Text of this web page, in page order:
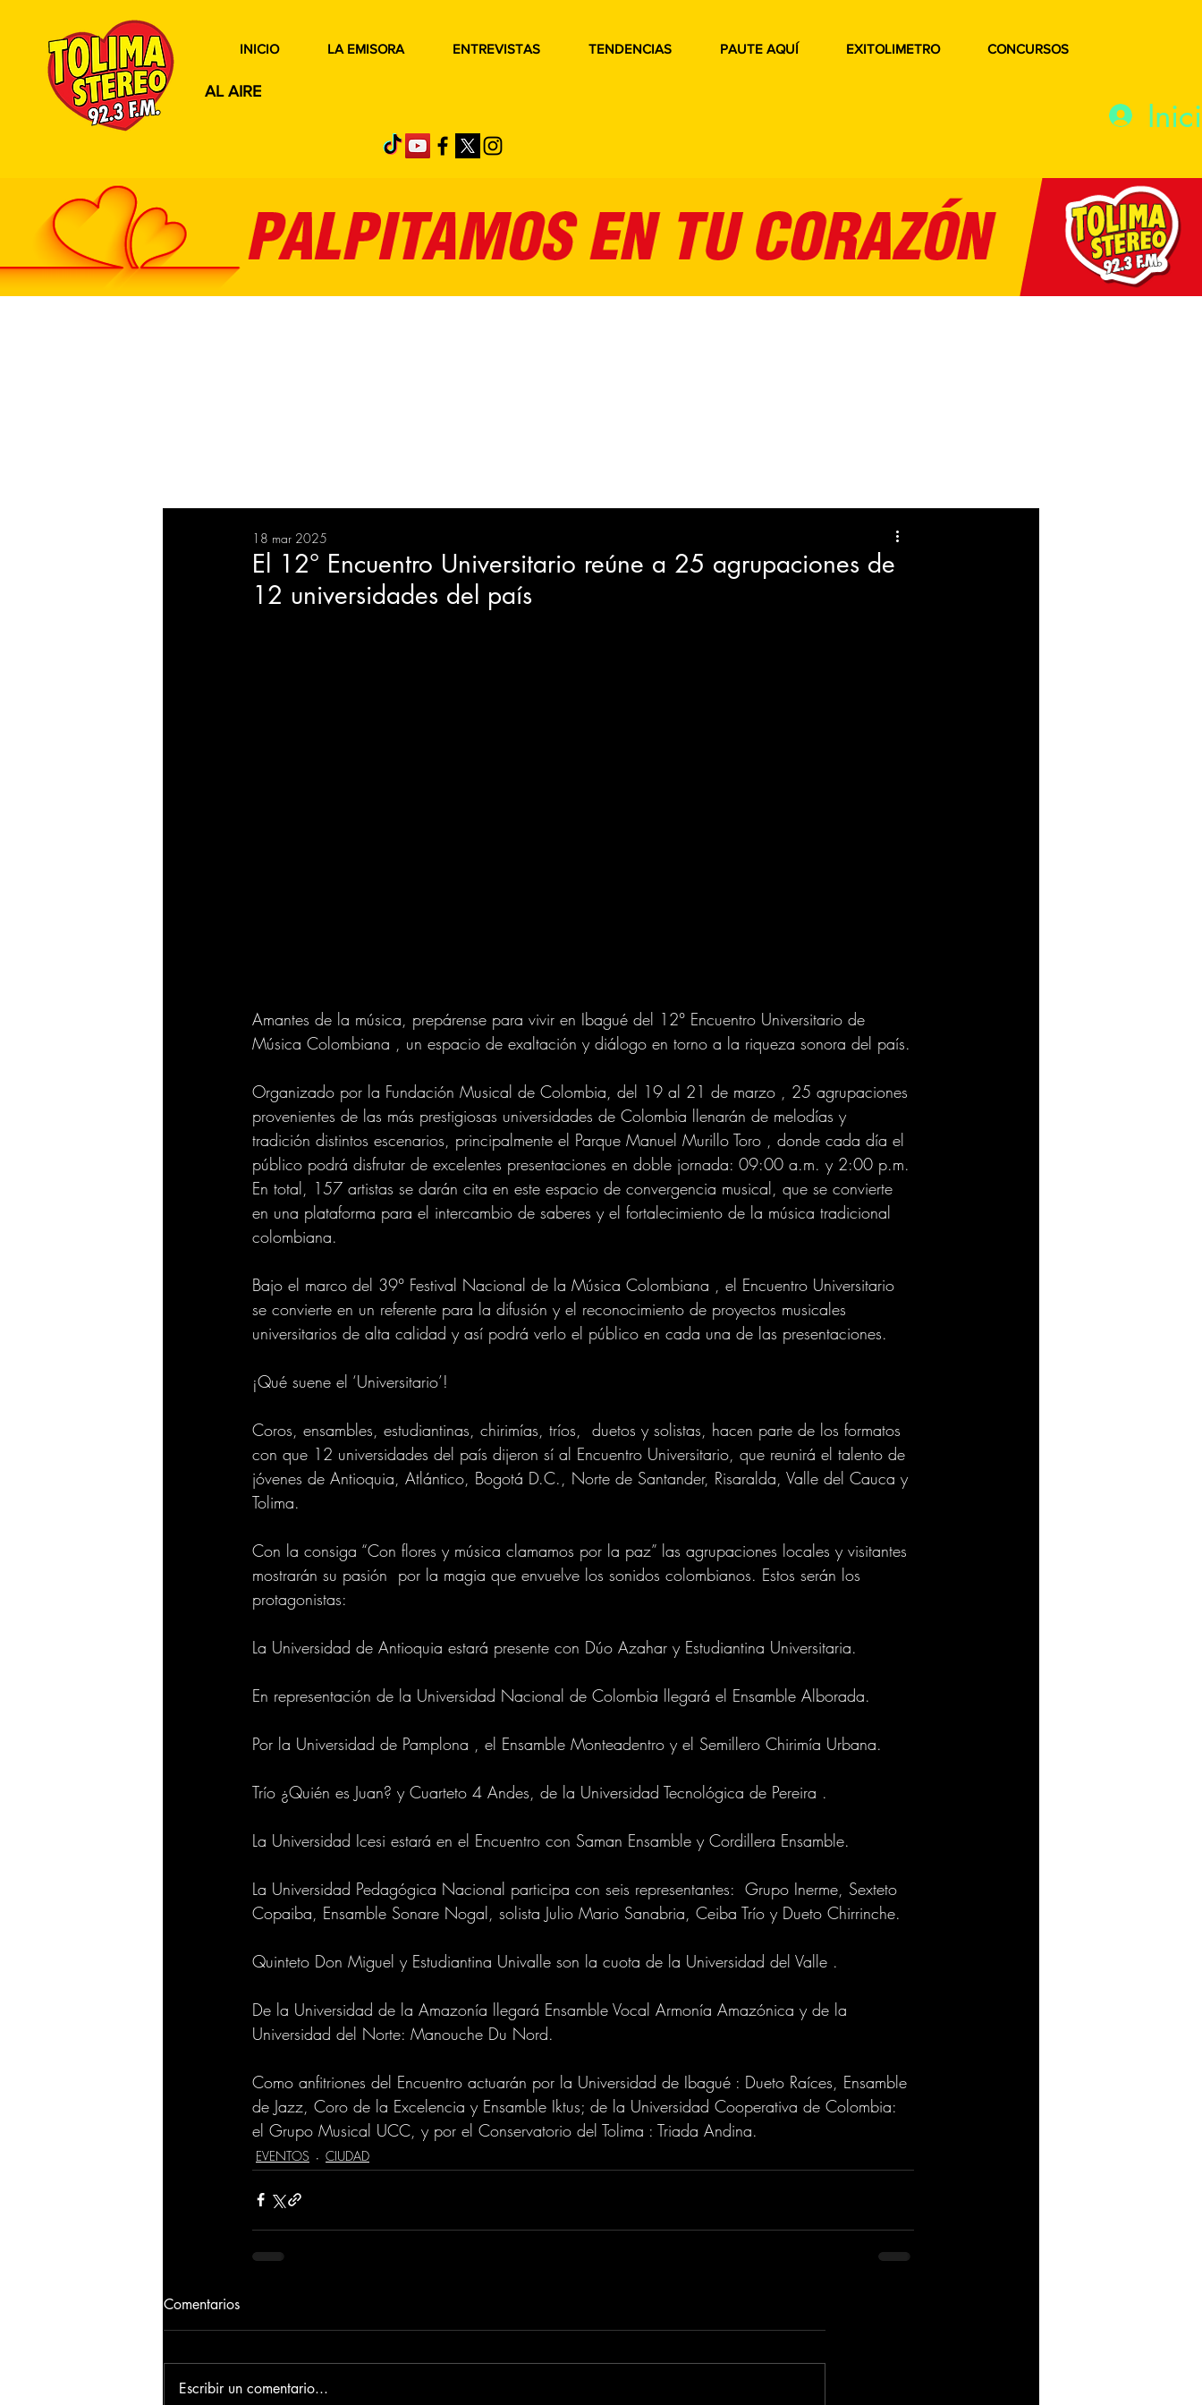
AL AIRE
INICIO LA EMISORA ENTREVISTAS TENDENCIAS PAUTE AQUÍ EXITOLIMETRO CONCURSOS
BIENESTAR EVENTOS EDUCACION
INTERNACIONAL
El 12° Encuentro Universitario reúne a 25 agrupaciones de
12 universidades del país
18 mar 2025
Amantes de la música, prepárense para vivir en Ibagué del 12° Encuentro Universitario de
Música Colombiana , un espacio de exaltación y diálogo en torno a la riqueza sonora del país.
Organizado por la Fundación Musical de Colombia, del 19 al 21 de marzo , 25 agrupaciones
provenientes de las más prestigiosas universidades de Colombia llenarán de melodías y
tradición distintos escenarios, principalmente el Parque Manuel Murillo Toro , donde cada día el
público podrá disfrutar de excelentes presentaciones en doble jornada: 09:00 a.m. y 2:00 p.m.
En total, 157 artistas se darán cita en este espacio de convergencia musical, que se convierte
en una plataforma para el intercambio de saberes y el fortalecimiento de la música tradicional
colombiana.
Bajo el marco del 39° Festival Nacional de la Música Colombiana , el Encuentro Universitario
se convierte en un referente para la difusión y el reconocimiento de proyectos musicales
universitarios de alta calidad y así podrá verlo el público en cada una de las presentaciones.
¡Qué suene el ‘Universitario’!
Coros, ensambles, estudiantinas, chirimías, tríos,  duetos y solistas, hacen parte de los formatos
con que 12 universidades del país dijeron sí al Encuentro Universitario, que reunirá el talento de
jóvenes de Antioquia, Atlántico, Bogotá D.C., Norte de Santander, Risaralda, Valle del Cauca y
Tolima.
Con la consiga “Con flores y música clamamos por la paz” las agrupaciones locales y visitantes
mostrarán su pasión  por la magia que envuelve los sonidos colombianos. Estos serán los
protagonistas:
La Universidad de Antioquia estará presente con Dúo Azahar y Estudiantina Universitaria.
En representación de la Universidad Nacional de Colombia llegará el Ensamble Alborada.
Por la Universidad de Pamplona , el Ensamble Monteadentro y el Semillero Chirimía Urbana.
Trío ¿Quién es Juan? y Cuarteto 4 Andes, de la Universidad Tecnológica de Pereira .
La Universidad Icesi estará en el Encuentro con Saman Ensamble y Cordillera Ensamble.
La Universidad Pedagógica Nacional participa con seis representantes:  Grupo Inerme, Sexteto
Copaiba, Ensamble Sonare Nogal, solista Julio Mario Sanabria, Ceiba Trío y Dueto Chirrinche.
Quinteto Don Miguel y Estudiantina Univalle son la cuota de la Universidad del Valle .
De la Universidad de la Amazonía llegará Ensamble Vocal Armonía Amazónica y de la
Universidad del Norte: Manouche Du Nord.
Como anfitriones del Encuentro actuarán por la Universidad de Ibagué : Dueto Raíces, Ensamble
de Jazz, Coro de la Excelencia y Ensamble Iktus; de la Universidad Cooperativa de Colombia:
el Grupo Musical UCC, y por el Conservatorio del Tolima : Triada Andina.
EVENTOS CIUDAD
Comentarios
Escribir un comentario...